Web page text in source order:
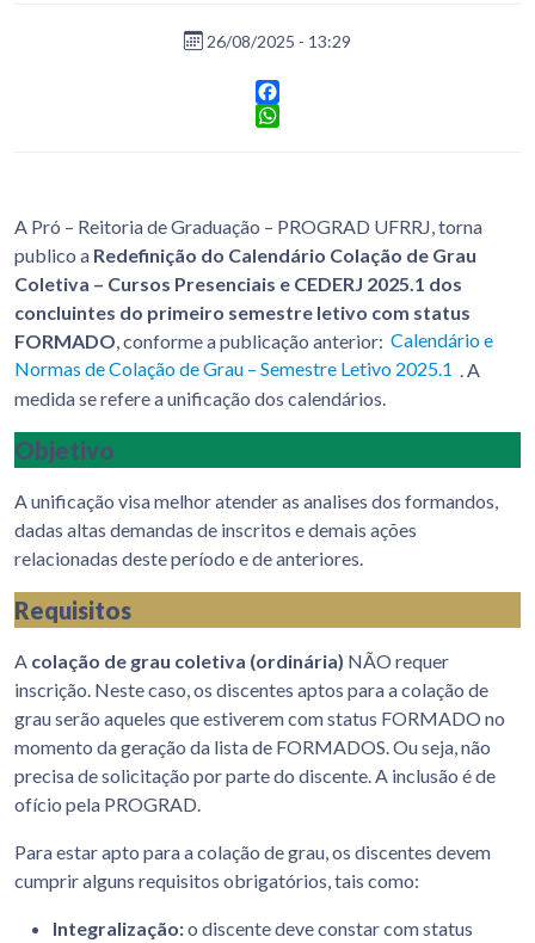
26/08/2025 - 13:29
Facebook
A Pró – Reitoria de Graduação – PROGRAD UFRRJ, torna
publico a Redefinição do Calendário Colação de Grau
Coletiva – Cursos Presenciais e CEDERJ 2025.1 dos
concluintes do primeiro semestre letivo com status
FORMADO , conforme a publicação anterior: Calendário e
Normas de Colação de Grau – Semestre Letivo 2025.1
. A
medida se refere a unificação dos calendários.
Objetivo
A unificação visa melhor atender as analises dos formandos,
dadas altas demandas de inscritos e demais ações
relacionadas deste período e de anteriores.
Requisitos
A colação de grau coletiva (ordinária) NÃO requer
inscrição. Neste caso, os discentes aptos para a colação de
grau serão aqueles que estiverem com status FORMADO no
momento da geração da lista de FORMADOS. Ou seja, não
precisa de solicitação por parte do discente. A inclusão é de
ofício pela PROGRAD.
Para estar apto para a colação de grau, os discentes devem
cumprir alguns requisitos obrigatórios, tais como:
Integralização:o discente deve constar com status